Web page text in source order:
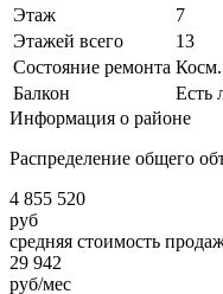
Этаж
7
Этажей всего
13
Состояние ремонта
Балкон
Есть
Информация о районе
Распределение общего
4 855 520
руб
средняя стоимость
29 942
руб/мес